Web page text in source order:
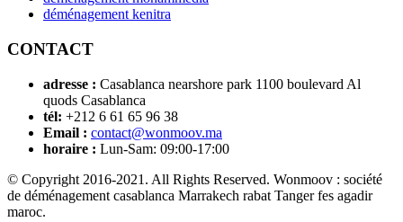
déménagement kenitra
CONTACT
adresse : Casablanca nearshore park 1100 boulevard Al
quods Casablanca
tél: +212 6 61 65 96 38
Email : contact@wonmoov.ma
horaire : Lun-Sam: 09:00-17:00
© Copyright 2016-2021. All Rights Reserved. Wonmoov : société
de déménagement casablanca Marrakech rabat Tanger fes agadir
maroc.